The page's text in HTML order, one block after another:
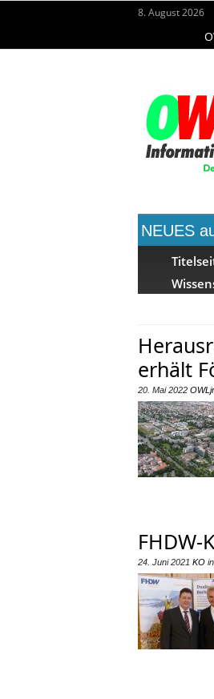
8. August 2026
NEUES
erhält
20. Mai 2022 OWLjr
FHDW-
24. Juni 2021 KO in